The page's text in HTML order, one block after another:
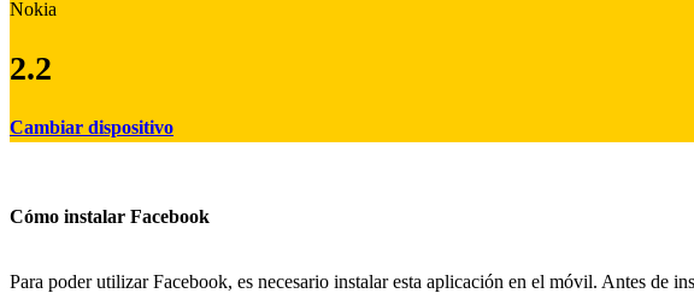
Nokia
2.2
Cambiar dispositivo
Cómo instalar Facebook
Para poder utilizar Facebook, es necesario instalar esta aplicación en el móvil. Antes de